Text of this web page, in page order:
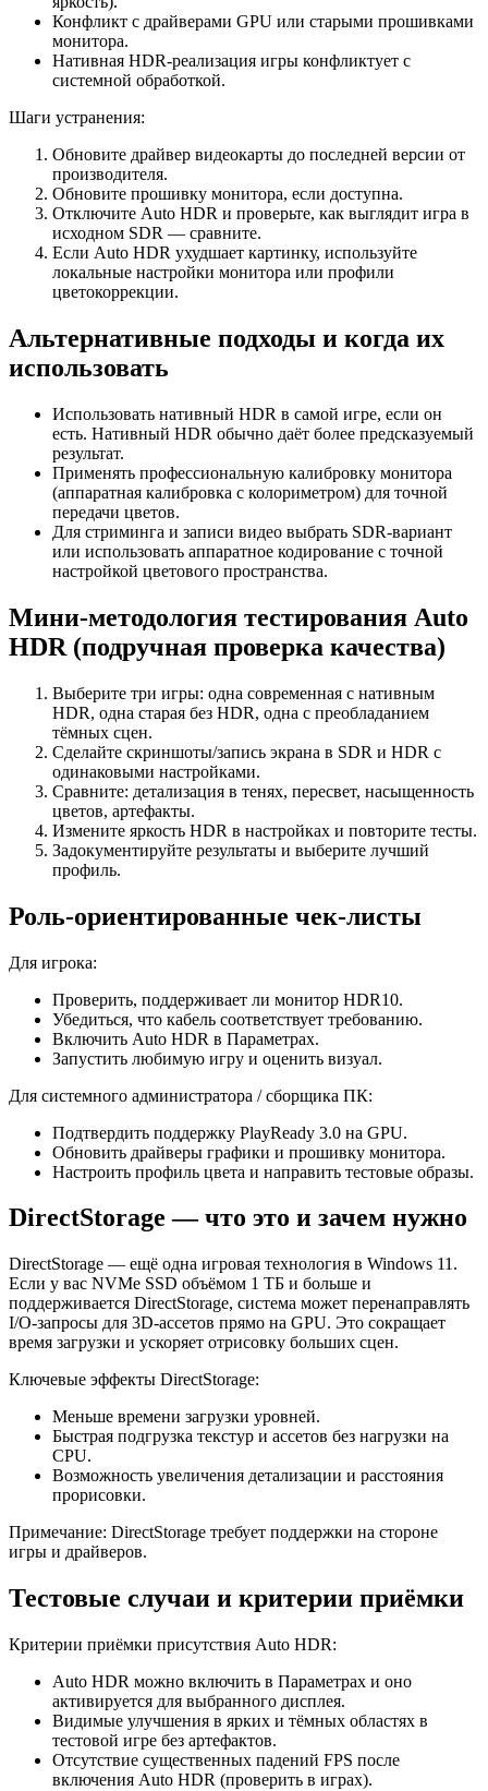
Конфликт с драйверами GPU или старыми прошивками
монитора.
Нативная HDR‑реализация игры конфликтует с
системной обработкой.
Шаги устранения:
Обновите драйвер видеокарты до последней версии от
производителя.
Обновите прошивку монитора, если доступна.
Отключите Auto HDR и проверьте, как выглядит игра в
исходном SDR — сравните.
Если Auto HDR ухудшает картинку, используйте
локальные настройки монитора или профили
цветокоррекции.
Альтернативные подходы и когда их
использовать
Использовать нативный HDR в самой игре, если он
есть. Нативный HDR обычно даёт более предсказуемый
результат.
Применять профессиональную калибровку монитора
(аппаратная калибровка с колориметром) для точной
передачи цветов.
Для стриминга и записи видео выбрать SDR‑вариант
или использовать аппаратное кодирование с точной
настройкой цветового пространства.
Мини‑методология тестирования Auto
HDR (подручная проверка качества)
Выберите три игры: одна современная с нативным
HDR, одна старая без HDR, одна с преобладанием
тёмных сцен.
Сделайте скриншоты/запись экрана в SDR и HDR с
одинаковыми настройками.
Сравните: детализация в тенях, пересвет, насыщенность
цветов, артефакты.
Измените яркость HDR в настройках и повторите тесты.
Задокументируйте результаты и выберите лучший
профиль.
Роль‑ориентированные чек‑листы
Для игрока:
Проверить, поддерживает ли монитор HDR10.
Убедиться, что кабель соответствует требованию.
Включить Auto HDR в Параметрах.
Запустить любимую игру и оценить визуал.
Для системного администратора / сборщика ПК:
Подтвердить поддержку PlayReady 3.0 на GPU.
Обновить драйверы графики и прошивку монитора.
Настроить профиль цвета и направить тестовые образы.
DirectStorage — что это и зачем нужно
DirectStorage — ещё одна игровая технология в Windows 11.
Если у вас NVMe SSD объёмом 1 ТБ и больше и
поддерживается DirectStorage, система может перенаправлять
I/O‑запросы для 3D‑ассетов прямо на GPU. Это сокращает
время загрузки и ускоряет отрисовку больших сцен.
Ключевые эффекты DirectStorage:
Меньше времени загрузки уровней.
Быстрая подгрузка текстур и ассетов без нагрузки на
CPU.
Возможность увеличения детализации и расстояния
прорисовки.
Примечание: DirectStorage требует поддержки на стороне
игры и драйверов.
Тестовые случаи и критерии приёмки
Критерии приёмки присутствия Auto HDR:
Auto HDR можно включить в Параметрах и оно
активируется для выбранного дисплея.
Видимые улучшения в ярких и тёмных областях в
тестовой игре без артефактов.
Отсутствие существенных падений FPS после
включения Auto HDR (проверить в играх).